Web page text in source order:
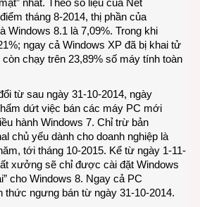
ngày
31-
nhất. Theo số liệu của Net
tháng 8-2014, thị phần của
Windows 8.1 là 7,09%. Trong khi
ngay cả Windows XP đã bị khai tử
còn chạy trên 23,89% số máy tính toàn
từ sau ngày 31-10-2014, ngày
dứt việc bán các máy PC mới
hành Windows 7. Chỉ trừ bản
chủ yếu dành cho doanh nghiệp là
tới tháng 10-2015. Kể từ ngày 1-11-
xưởng sẽ chỉ được cài đặt Windows
cho Windows 8. Ngay cả PC
thức ngưng bán từ ngày 31-10-2014.